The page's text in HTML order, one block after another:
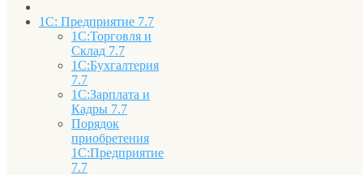
1С: Предприятие 7.7
1С:Торговля и
Склад 7.7
1С:Бухгалтерия
7.7
1С:Зарплата и
Кадры 7.7
Порядок
приобретения
1С:Предприятие
7.7